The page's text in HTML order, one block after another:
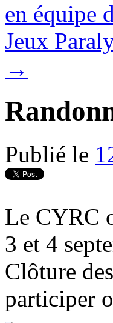
en équipe
Jeux
→
Publié le
Le CYRC
3 et 4
Clôture
participer